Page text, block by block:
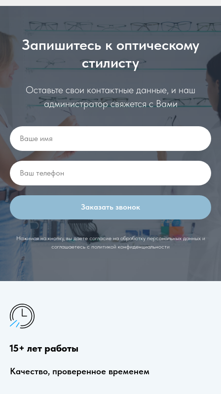
Запишитесь к оптическому
стилисту
Оставьте свои контактные данные, и наш
администратор свяжется с Вами
Заказать звонок
Нажимая на кнопку, вы даете согласие на обработку персональных данных и
соглашаетесь c политикой конфиденциальности
15+ лет работы
Качество, проверенное временем